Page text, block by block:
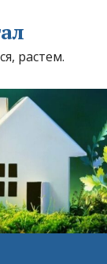
растем.